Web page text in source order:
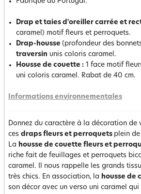
Drap et taies d'oreiller carrée et
caramel) motif fleurs et perroquets.
Drap-housse (profondeur des
traversin unis coloris caramel.
Housse de couette : 1 face motif
uni coloris caramel. Rabat de 40 cm.
Informations environnementales
Donnez du caractère à la décoration de
ces draps fleurs et perroquets plein
La housse de couette fleurs et
riche fait de feuillages et perroquets
caramel. Il nous rappelle les grands
très chics. En association, la housse de
son décor avec un verso uni caramel